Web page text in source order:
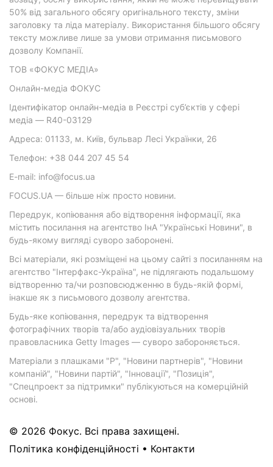
50% від загального обсягу оригінального тексту, зміни
заголовку та ліда матеріалу. Використання більшого обсягу
тексту можливе лише за умови отримання письмового
дозволу Компанії.
ТОВ «ФОКУС МЕДІА»
Онлайн-медіа ФОКУС
Ідентифікатор онлайн-медіа в Реєстрі суб’єктів у сфері
медіа — R40-03129
Адреса: 01133, м. Київ, бульвар Лесі Українки, 26
Телефон: +38 044 207 45 54
E-mail: info@focus.ua
FOCUS.UA — більше ніж просто новини.
Передрук, копіювання або відтворення інформації, яка
містить посилання на агентство ІнА "Українські Новини", в
будь-якому вигляді суворо заборонені.
Всі матеріали, які розміщені на цьому сайті з посиланням на
агентство "Інтерфакс-Україна", не підлягають подальшому
відтворенню та/чи розповсюдженню в будь-якій формі,
інакше як з письмового дозволу агентства.
Будь-яке копіювання, передрук та відтворення
фотографічних творів та/або аудіовізуальних творів
правовласника Getty Images — суворо забороняється.
Матеріали з плашками "Р", "Новини партнерів", "Новини
компаній", "Новини партій", "Інновації", "Позиція",
"Спецпроект за підтримки" публікуються на комерційній
основі.
© 2026 Фокус. Всі права захищені.
Політика конфіденційності • Контакти